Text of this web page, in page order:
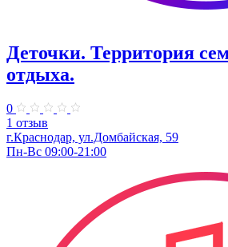
Деточки. Территория
отдыха.
0
1 отзыв
г.Краснодар, ул.Домбайская, 59
Пн-Вс 09:00-21:00